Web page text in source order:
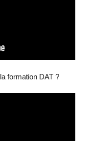
formation DAT ?